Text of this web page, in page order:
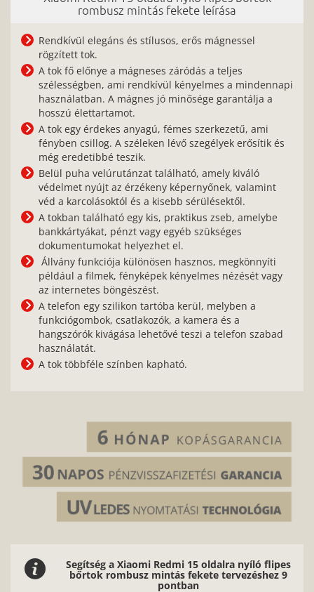
rombusz mintás fekete leírása
Rendkívül elegáns és stílusos, erős mágnessel
rögzített tok.
A tok fő előnye a mágneses záródás a teljes
szélességben, ami rendkívül kényelmes a mindennapi
használatban. A mágnes jó minősége garantálja a
hosszú élettartamot.
A tok egy érdekes anyagú, fémes szerkezetű, ami
fényben csillog. A széleken lévő szegélyek erősítik és
még eredetibbé teszik.
Belül puha velúrutánzat található, amely kiváló
védelmet nyújt az érzékeny képernyőnek, valamint
véd a karcolásoktól és a kisebb sérülésektől.
A tokban található egy kis, praktikus zseb, amelybe
bankkártyákat, pénzt vagy egyéb szükséges
dokumentumokat helyezhet el.
Állvány funkciója különösen hasznos, megkönnyíti
például a filmek, fényképek kényelmes nézését vagy
az internetes böngészést.
A telefon egy szilikon tartóba kerül, melyben a
funkciógombok, csatlakozók, a kamera és a
hangszórók kivágása lehetővé teszi a telefon szabad
használatát.
A tok többféle színben kapható.
Segítség a Xiaomi Redmi 15 oldalra nyíló flipes
bőrtok rombusz mintás fekete tervezéshez 9
pontban